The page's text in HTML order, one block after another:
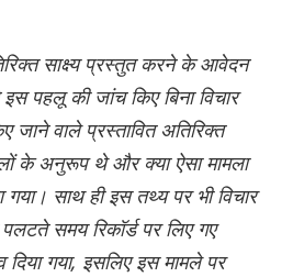
साक्ष्य प्रस्तुत करने के आवेदन
पहलू की जांच किए बिना विचार
जाने वाले प्रस्तावित अतिरिक्त
के अनुरूप थे और क्या ऐसा मामला
गया। साथ ही इस तथ्य पर भी विचार
समय रिकॉर्ड पर लिए गए
दिया गया, इसलिए इस मामले पर